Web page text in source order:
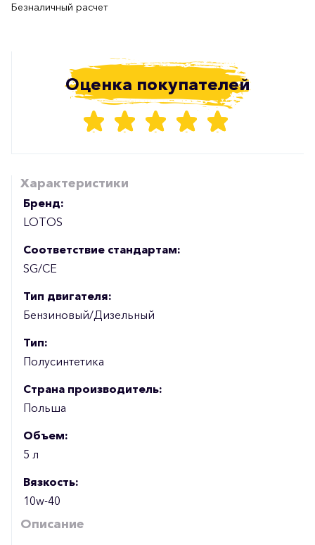
Безналичный расчет
Оценка покупателей
Характеристики
Бренд:
LOTOS
Соответствие стандартам:
SG/CE
Тип двигателя:
Бензиновый/Дизельный
Тип:
Полусинтетика
Страна производитель:
Польша
Объем:
5 л
Вязкость:
10w-40
Описание